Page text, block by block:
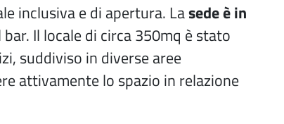
inclusiva e di apertura. Lasede è in
Il locale di circa 350mq è stato
suddiviso in diverse aree
attivamente lo spazio in relazione